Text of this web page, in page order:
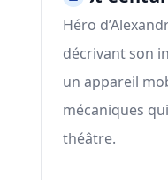
Héro
décrivant son
un appareil
mécaniques
théâtre.